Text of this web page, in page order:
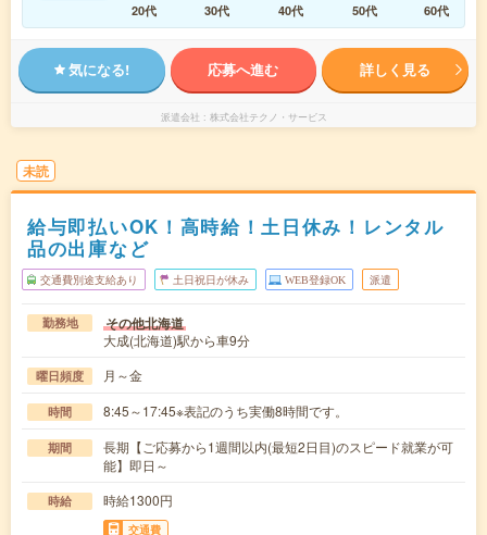
20代
30代 40代 50代 60代
気になる! 応募へ進む 詳しく見る
派遣会社 株式会社テクノ・サービス
未読
給与即払いOK！高時給！土日休み！レンタル
品の出庫など
交通費別途支給あり 土日祝日が休み WEB登録OK 派遣
勤務地 その他北海道
大成(北海道)駅から車9分
曜日頻度 月～金
時間 8:45～17:45※表記のうち実働8時間です。
期間
長期【ご応募から1週間以内(最短2日目)のスピード就業が可
能】即日～
時給 時給1300円
交通費